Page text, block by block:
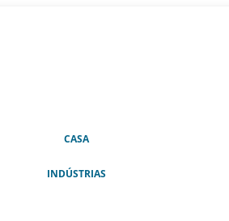
CASA(ATUAL)
INDÚSTRIAS